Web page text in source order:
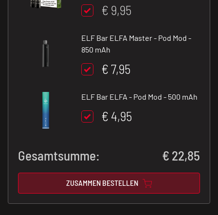
€ 9,95
ELF Bar ELFA Master - Pod Mod -
850 mAh
€ 7,95
ELF Bar ELFA - Pod Mod - 500 mAh
€ 4,95
Gesamtsumme: € 22,85
ZUSAMMEN BESTELLEN